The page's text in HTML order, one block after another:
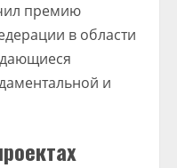
премию
в области
и